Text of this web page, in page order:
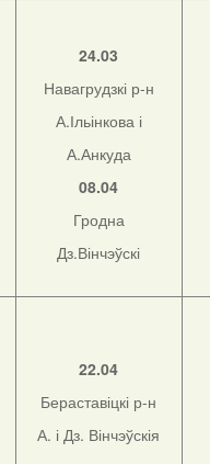
24.03
Навагрудзкі р-н
А.Ільінкова і
А.Анкуда
08.04
Гродна
Дз.Вінчэўскі
22.04
Бераставіцкі р-н
А. і Дз. Вінчэўскія